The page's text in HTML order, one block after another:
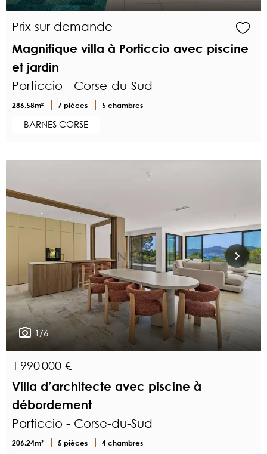
Prix sur demande
Magnifique villa à Porticcio avec piscine
et jardin
Porticcio - Corse-du-Sud
286.58m² 7 pièces 5 chambres
BARNES CORSE
1/6
1 990 000 €
Villa d’architecte avec piscine à
débordement
Porticcio - Corse-du-Sud
206.24m² 5 pièces 4 chambres